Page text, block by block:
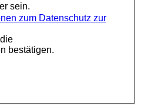
sein.
zum Datenschutz zur
bestätigen.